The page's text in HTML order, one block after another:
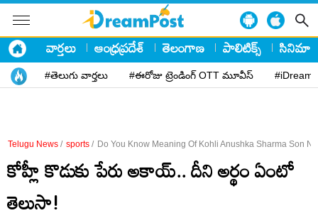
వార్తలు ఆంధ్రప్రదేశ్ తెలంగాణ పాలిటిక్స్ సినిమా
#తెలుగు వార్తలు #ఈరోజు ట్రెండింగ్ OTT మూవీస్
Telugu News / sports / Do You Know Meaning Of Kohli Anushka Sharma Son
కోహ్లీ కొడుకు పేరు అకాయ్.. దీని అర్థం ఏంటో
తెలుసా!